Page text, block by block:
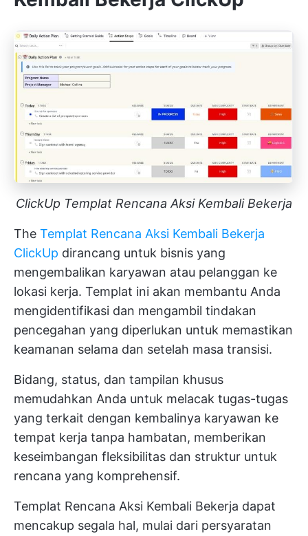
ClickUp Templat Rencana Aksi Kembali Bekerja
The Templat Rencana Aksi Kembali Bekerja
ClickUp dirancang untuk bisnis yang
mengembalikan karyawan atau pelanggan ke
lokasi kerja. Templat ini akan membantu Anda
mengidentifikasi dan mengambil tindakan
pencegahan yang diperlukan untuk memastikan
keamanan selama dan setelah masa transisi.
Bidang, status, dan tampilan khusus
memudahkan Anda untuk melacak tugas-tugas
yang terkait dengan kembalinya karyawan ke
tempat kerja tanpa hambatan, memberikan
keseimbangan fleksibilitas dan struktur untuk
rencana yang komprehensif.
Templat Rencana Aksi Kembali Bekerja dapat
mencakup segala hal, mulai dari persyaratan